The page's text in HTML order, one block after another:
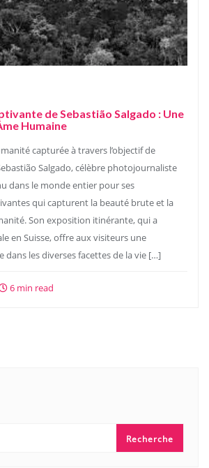
de Sebastião Salgado : Une
Humaine
capturée à travers l’objectif de
Salgado, célèbre photojournaliste
dans le monde entier pour ses
qui capturent la beauté brute et la
Son exposition itinérante, qui a
en Suisse, offre aux visiteurs une
les diverses facettes de la vie […]
6 min read
Recherche